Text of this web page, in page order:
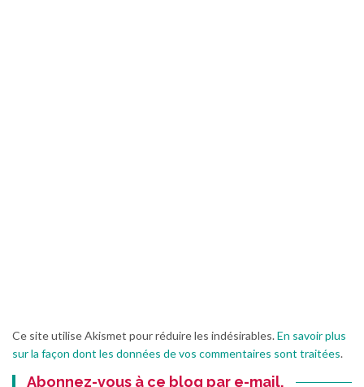
Ce site utilise Akismet pour réduire les indésirables.En savoir plus
sur la façon dont les données de vos commentaires sont traitées.
Abonnez-vous à ce blog par e-mail.